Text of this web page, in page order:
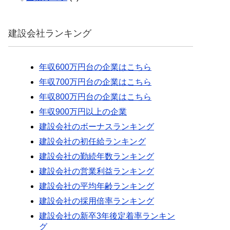
建設会社ランキング
年収600万円台の企業はこちら
年収700万円台の企業はこちら
年収800万円台の企業はこちら
年収900万円以上の企業
建設会社のボーナスランキング
建設会社の初任給ランキング
建設会社の勤続年数ランキング
建設会社の営業利益ランキング
建設会社の平均年齢ランキング
建設会社の採用倍率ランキング
建設会社の新卒3年後定着率ランキン
グ